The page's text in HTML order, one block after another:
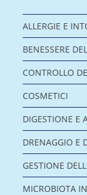
ALLERGIE E
BENESSERE
CONTROLLO
COSMETICI
DIGESTIONE E
DRENAGGIO E
GESTIONE
MICROBIOTA